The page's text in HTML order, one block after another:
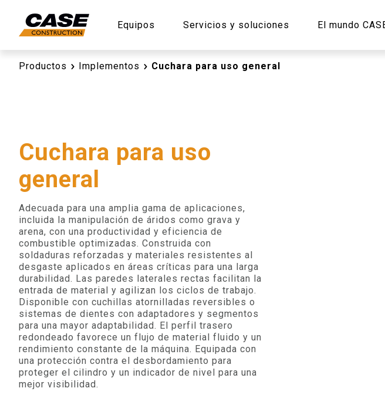
Equipos Servicios y soluciones El mundo
Productos Implementos Cuchara para uso general
Cuchara para uso
general
Adecuada para una amplia gama de aplicaciones,
incluida la manipulación de áridos como grava y
arena, con una productividad y eficiencia de
combustible optimizadas. Construida con
soldaduras reforzadas y materiales resistentes al
desgaste aplicados en áreas críticas para una larga
durabilidad. Las paredes laterales rectas facilitan la
entrada de material y agilizan los ciclos de trabajo.
Disponible con cuchillas atornilladas reversibles o
sistemas de dientes con adaptadores y segmentos
para una mayor adaptabilidad. El perfil trasero
redondeado favorece un flujo de material fluido y un
rendimiento constante de la máquina. Equipada con
una protección contra el desbordamiento para
proteger el cilindro y un indicador de nivel para una
mejor visibilidad.